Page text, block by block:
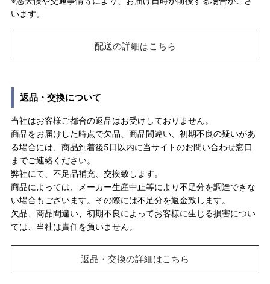
います。
配送の詳細はこちら
返品・交換について
当社はお客様ご都合の返品はお受けしておりません。
商品をお届けした時点で欠品、商品間違い、初期不良の疑いがあ
る場合には、商品到着後5日以内に当サイトのお問い合わせ窓口
までご連絡ください。
弊社にて、不足品補充、交換致します。
商品によっては、メーカー生産中止等により不足分を調達できな
い場合もございます。その際には不足分を返金致します。
欠品、商品間違い、初期不良によってお客様に生じる損害につい
ては、当社は責任を負いません。
返品・交換の詳細はこちら